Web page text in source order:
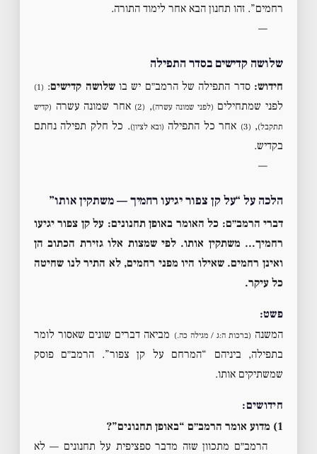
רחמים”. זהו תחנון הבא אחר לימוד התורה.
—
שלושה קדישים בסדר התפילה
חידוש: סדר התפילה של הרמב״ם יש בושלושה קדישים:
(1)
לפני שמתחילים (לפני שמונה עשרה),
(2) אחר שמונה עשרה (קדיש
תתקבל),
(3) אחר כל התפילה (ובא לציון). כל חלק תפילה נחתם
בקדיש.
—
הלכה על “על קן צפור יגיעו רחמיך — משתקין אותו”
דברי הרמב״ם: כל האומר באופן תחנונים: על קן צפור יגיעו
רחמיך… משתקין אותו. לפי שמצות אלו גזירת הכתוב הן
ואינן רחמים. שאילו היו מפני רחמים, לא התיר לנו שחיטה
כל עיקר.
פשט:
המשנה (ברכות ה:ג / מגילה כה.) מביאה דברים שונים שאסור לומר
בתפילה, ביניהם “המרחם על קן צפור”. הרמב״ם פוסק
שמשתיקים אותו.
חידושים:
1) מדוע אומר הרמב״ם “באופן תחנונים”?
הרמב״ם מתכוון שזה מדבר ספציפית על תחנונים — לא